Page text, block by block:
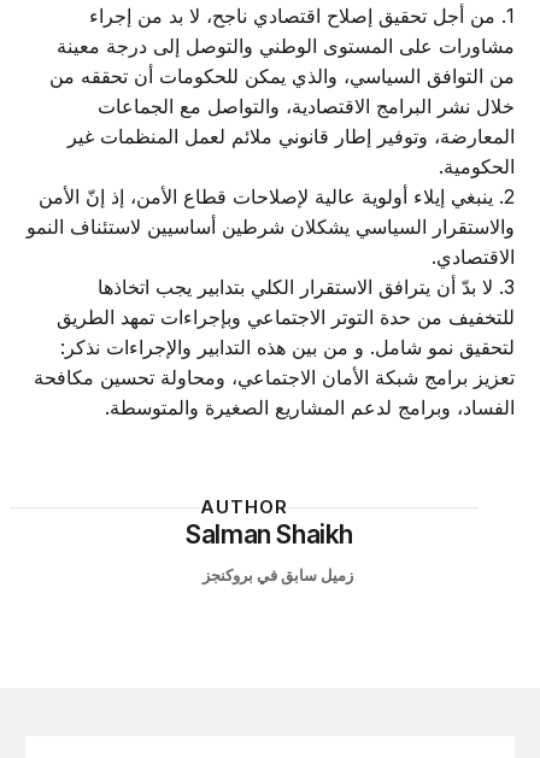
1. من أجل تحقيق إصلاح اقتصادي ناجح، لا بد من إجراء
مشاورات على المستوى الوطني والتوصل إلى درجة معينة
من التوافق السياسي، والذي يمكن للحكومات أن تحققه من
خلال نشر البرامج الاقتصادية، والتواصل مع الجماعات
المعارضة، وتوفير إطار قانوني ملائم لعمل المنظمات غير
الحكومية.
2. ينبغي إيلاء أولوية عالية لإصلاحات قطاع الأمن، إذ إنّ الأمن
والاستقرار السياسي يشكلان شرطين أساسيين لاستئناف النمو
الاقتصادي.
3. لا بدّ أن يترافق الاستقرار الكلي بتدابير يجب اتخاذها
للتخفيف من حدة التوتر الاجتماعي وبإجراءات تمهد الطريق
لتحقيق نمو شامل. و من بين هذه التدابير والإجراءات نذكر:
تعزيز برامج شبكة الأمان الاجتماعي، ومحاولة تحسين مكافحة
الفساد، وبرامج لدعم المشاريع الصغيرة والمتوسطة.
AUTHOR
Salman Shaikh
زميل سابق في بروكنجز